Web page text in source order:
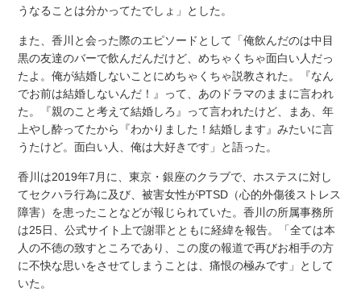
うなることは分かってたでしょ」とした。
また、香川と会った際のエピソードとして「俺飲んだのは中目
黒の友達のバーで飲んだんだけど、めちゃくちゃ面白い人だっ
たよ。俺が結婚しないことにめちゃくちゃ説教された。『なん
でお前は結婚しないんだ！』って、あのドラマのままに言われ
た。『親のこと考えて結婚しろ』って言われたけど、まあ、年
上やし酔ってたから『わかりました！結婚します』みたいに言
うたけど。面白い人、俺は大好きです」と語った。
香川は2019年7月に、東京・銀座のクラブで、ホステスに対し
てセクハラ行為に及び、被害女性がPTSD（心的外傷後ストレス
障害）を患ったことなどが報じられていた。香川の所属事務所
は25日、公式サイト上で謝罪とともに経緯を報告。「全ては本
人の不徳の致すところであり、この度の報道で再びお相手の方
に不快な思いをさせてしまうことは、痛恨の極みです」として
いた。